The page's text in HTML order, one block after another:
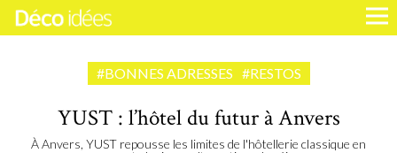
#BONNES ADRESSES #RESTOS
YUST : l’hôtel du futur à Anvers
À Anvers, YUST repousse les limites de l'hôtellerie classique en